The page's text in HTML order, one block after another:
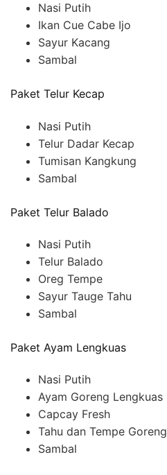
Nasi Putih
Ikan Cue Cabe Ijo
Sayur Kacang
Sambal
Paket Telur Kecap
Nasi Putih
Telur Dadar Kecap
Tumisan Kangkung
Sambal
Paket Telur Balado
Nasi Putih
Telur Balado
Oreg Tempe
Sayur Tauge Tahu
Sambal
Paket Ayam Lengkuas
Nasi Putih
Ayam Goreng Lengkuas
Capcay Fresh
Tahu dan Tempe Goreng
Sambal